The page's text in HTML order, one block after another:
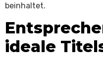
beinhaltet.
ideale